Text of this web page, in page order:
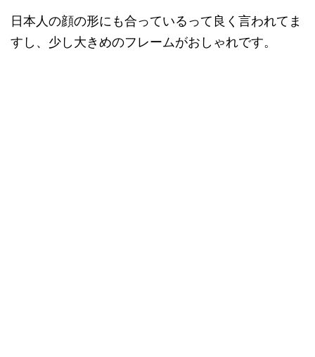
日本人の顔の形にも合っているって良く言われてま
すし、少し大きめのフレームがおしゃれです。